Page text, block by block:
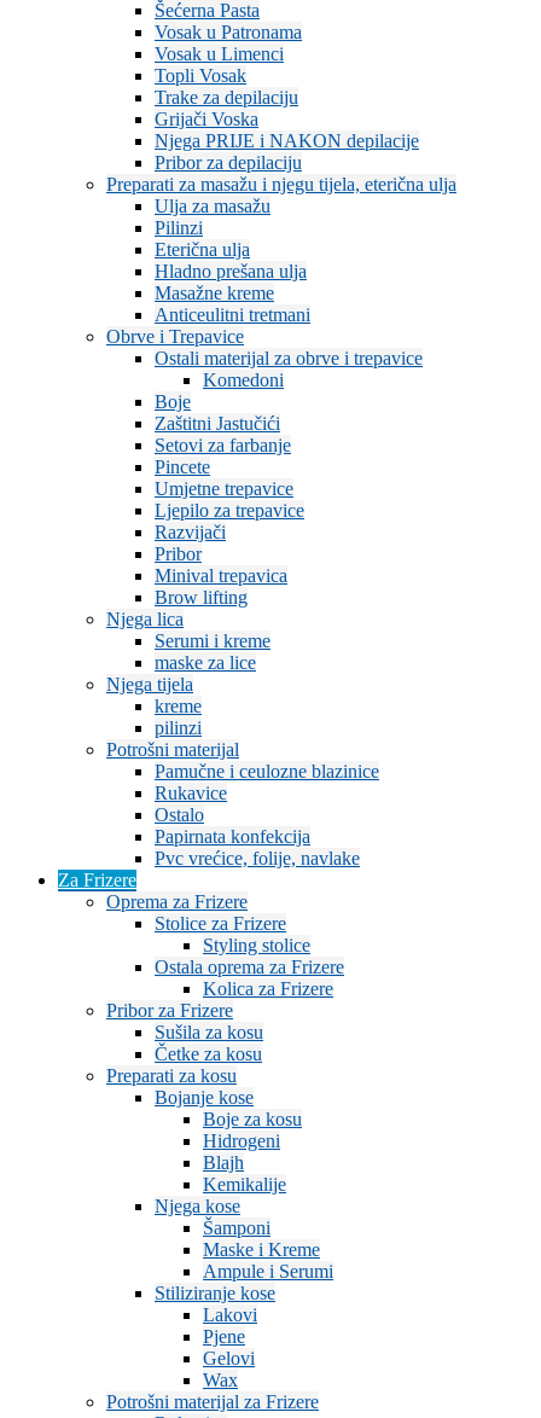
Šećerna Pasta
Vosak u Patronama
Vosak u Limenci
Topli Vosak
Trake za depilaciju
Grijači Voska
Njega PRIJE i NAKON depilacije
Pribor za depilaciju
Preparati za masažu i njegu tijela, eterična ulja
Ulja za masažu
Pilinzi
Eterična ulja
Hladno prešana ulja
Masažne kreme
Anticeulitni tretmani
Obrve i Trepavice
Ostali materijal za obrve i trepavice
Komedoni
Boje
Zaštitni Jastučići
Setovi za farbanje
Pincete
Umjetne trepavice
Ljepilo za trepavice
Razvijači
Pribor
Minival trepavica
Brow lifting
Njega lica
Serumi i kreme
maske za lice
Njega tijela
kreme
pilinzi
Potrošni materijal
Pamučne i ceulozne blazinice
Rukavice
Ostalo
Papirnata konfekcija
Pvc vrećice, folije, navlake
Za Frizere
Oprema za Frizere
Stolice za Frizere
Styling stolice
Ostala oprema za Frizere
Kolica za Frizere
Pribor za Frizere
Sušila za kosu
Četke za kosu
Preparati za kosu
Bojanje kose
Boje za kosu
Hidrogeni
Blajh
Kemikalije
Njega kose
Šamponi
Maske i Kreme
Ampule i Serumi
Stiliziranje kose
Lakovi
Pjene
Gelovi
Wax
Potrošni materijal za Frizere